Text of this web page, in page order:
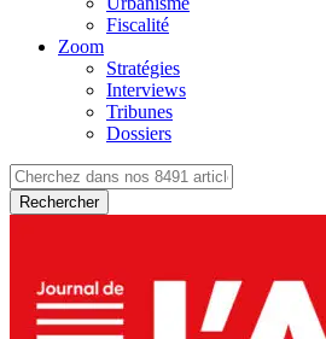
Fiscalité
Zoom
Stratégies
Interviews
Tribunes
Dossiers
Rechercher